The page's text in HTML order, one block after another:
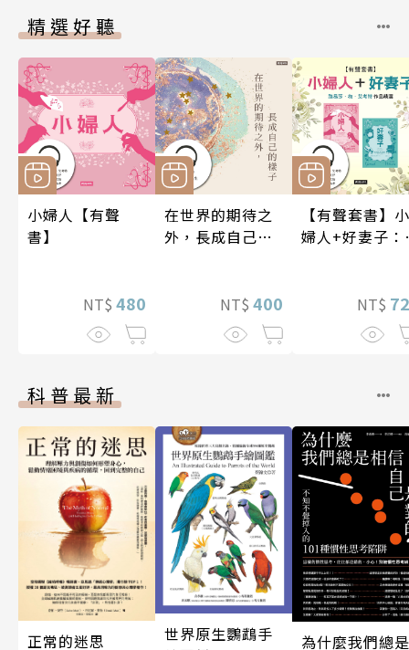
精選好聽
小婦人【有聲
書】
NT$ 480
在世界的期待之
外，長成自己的
NT$ 400
【有聲套書】小
婦人+好妻子：
NT$
科普最新
正常的迷思
世界原生鸚鵡手
為什麼我們總是